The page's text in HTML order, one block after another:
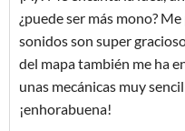
¿puede ser más mono?
sonidos son super
del mapa también me ha
unas mecánicas muy
¡enhorabuena!